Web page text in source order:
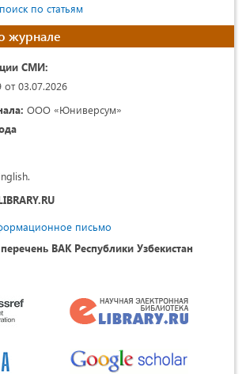
по статьям
журнале
СМИ:
03.07.2026
ООО «Юниверсум»
письмо
ВАК Республики Узбекистан